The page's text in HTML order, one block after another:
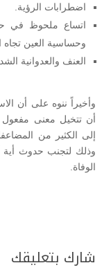
اضطرابات الرؤية.
اتساع ملحوظ في
وحساسية العين تجاه
العنف والعدوانية
وأخيراً ننوه على أن
إلى الكثير من
وذلك لتجنب حدوث أية
الوفاة.
شارك بتعليقك